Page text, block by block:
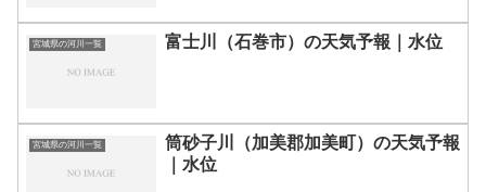
宮城県の河川一覧 富士川（石巻市）の天気予報｜水位
宮城県の河川一覧
筒砂子川（加美郡加美町）の天気予報
｜水位